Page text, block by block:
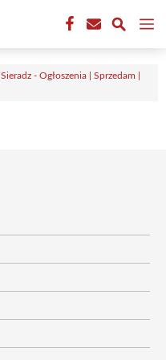
Sieradz - Ogłoszenia | Sprzedam |